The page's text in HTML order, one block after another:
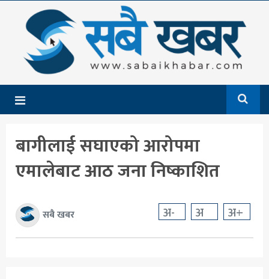
गृहपृष्ठ
समाचार
राजनीति
देश
आर्थिक
अन्तर्राष्ट्रिय
मनोरञ्जन
बागीलाई सघाएको आरोपमा
एमालेबाट आठ जना निष्काशित
सबै खबर अ- अ अ+